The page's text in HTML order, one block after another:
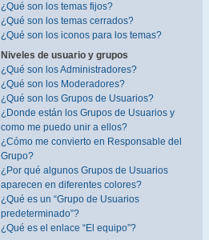
¿Qué son los temas fijos?
¿Qué son los temas cerrados?
¿Qué son los iconos para los temas?
Niveles de usuario y grupos
¿Qué son los Administradores?
¿Qué son los Moderadores?
¿Qué son los Grupos de Usuarios?
¿Donde están los Grupos de Usuarios y
como me puedo unir a ellos?
¿Cómo me convierto en Responsable del
Grupo?
¿Por qué algunos Grupos de Usuarios
aparecen en diferentes colores?
¿Qué es un “Grupo de Usuarios
predeterminado”?
¿Qué es el enlace “El equipo”?